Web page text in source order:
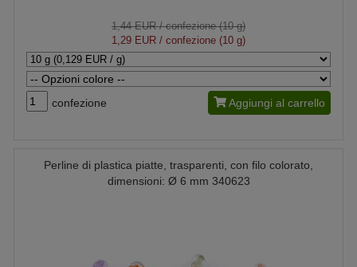
1,44 EUR/ confezione (10 g)
1,29 EUR / confezione (10 g)
confezione Aggiungi al carrello
Perline di plastica piatte, trasparenti, con filo colorato,
dimensioni: Ø 6 mm 340623